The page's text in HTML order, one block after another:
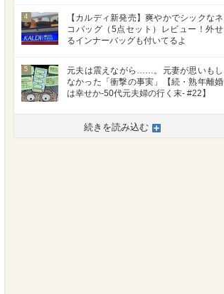
4
【カルディ新発売】爽やかでシックなネ
コバッグ（5点セット）レビュー！外せ
るインナーバッグも付いてるよ
5
元夫は震えながら……。元妻が思いもし
なかった「衝撃の事実」【続・熟年離婚
は幸せか-50代元夫婦の行く末- #22】
続きを読み込む